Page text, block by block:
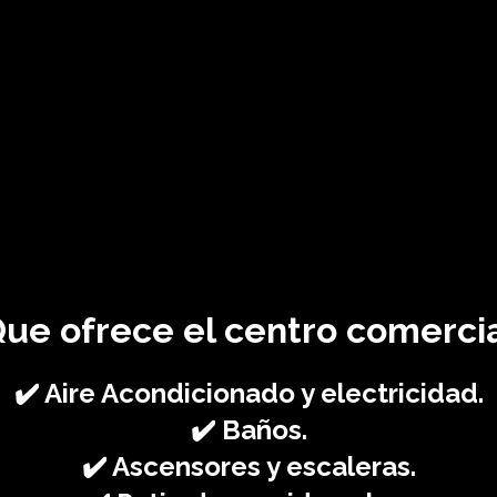
ofrece el centro
✔️ Aire Acondicionado y electricidad.⁣
✔️ Baños.⁣
✔️ Ascensores y escaleras.⁣